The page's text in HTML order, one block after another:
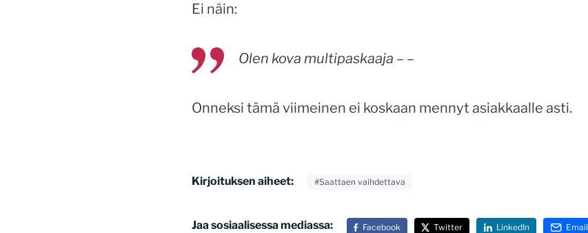
Ei näin:
Olen kova multipaskaaja – –
Onneksi tämä viimeinen ei koskaan mennyt asiakkaalle asti.
Kirjoituksen aiheet: #Saattaen vaihdettava
Jaa sosiaalisessa mediassa: Facebook Twitter LinkedIn Email